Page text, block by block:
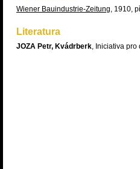
Wiener Bauindustrie-Zeitung, 1910,
Literatura
JOZA Petr, Kvádrberk, Iniciativa pro